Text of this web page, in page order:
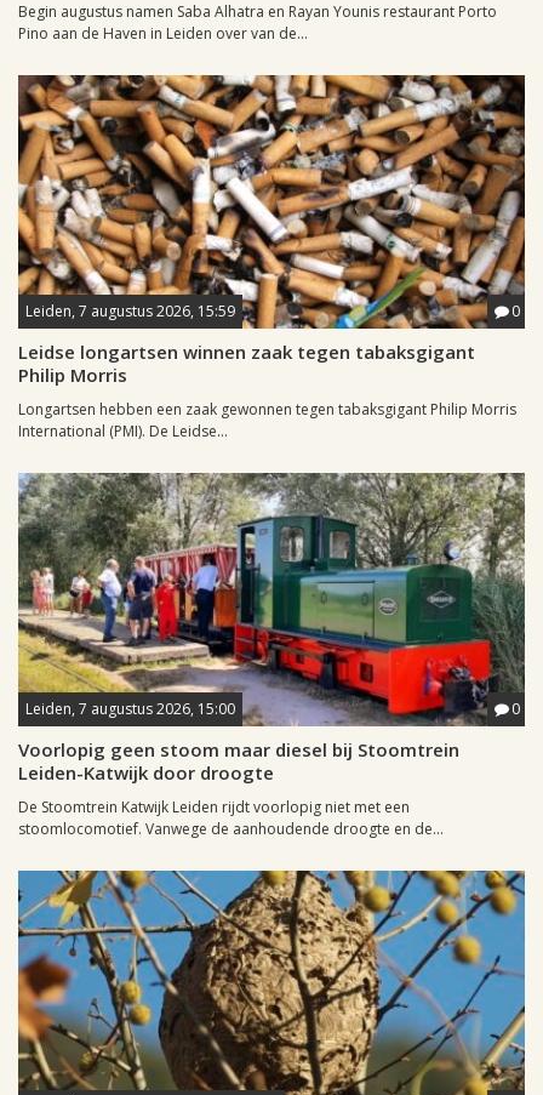
Begin augustus namen Saba Alhatra en Rayan Younis restaurant Porto
Pino aan de Haven in Leiden over van de...
Leiden, 7 augustus 2026, 15:59 0
Leidse longartsen winnen zaak tegen tabaksgigant
Philip Morris
Longartsen hebben een zaak gewonnen tegen tabaksgigant Philip Morris
International (PMI). De Leidse...
Leiden, 7 augustus 2026, 15:00 0
Voorlopig geen stoom maar diesel bij Stoomtrein
Leiden-Katwijk door droogte
De Stoomtrein Katwijk Leiden rijdt voorlopig niet met een
stoomlocomotief. Vanwege de aanhoudende droogte en de...